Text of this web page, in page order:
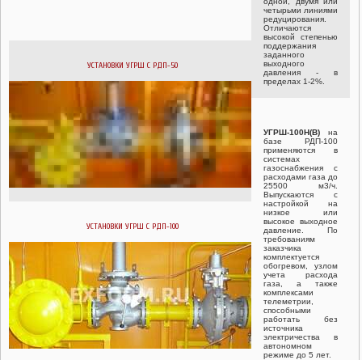
УСТАНОВКИ УГРШ С РДП-50
УСТАНОВКИ УГРШ С РДП-100
четырьми линиями
редуцирования.
Отличаются
высокой степенью
поддержания
заданного
выходного
давления - в
пределах 1-2%.
УГРШ-100Н(В) на
базе РДП-100
применяются в
системах
газоснабжения с
расходами газа до
25500 м3/ч.
Выпускаются с
настройкой на
низкое или
высокое выходное
давление. По
требованиям
заказчика
комплектуется
обогревом, узлом
учета расхода
газа, а также
комплексами
телеметрии,
способными
работать без
источника
электричества в
автономном
режиме до 5 лет.